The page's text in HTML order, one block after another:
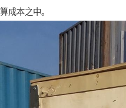
成本之中。